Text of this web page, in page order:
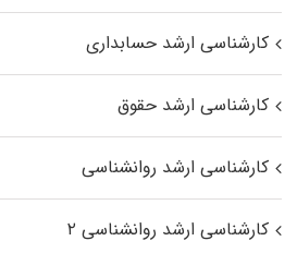
کارشناسی ارشد حسابداری
کارشناسی ارشد حقوق
کارشناسی ارشد روانشناسی
کارشناسی ارشد روانشناسی ۲